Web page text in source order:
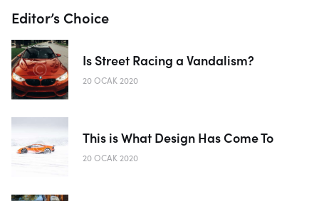
Editor’s Choice
Is Street Racing a Vandalism?
20 OCAK 2020
This is What Design Has Come To
20 OCAK 2020